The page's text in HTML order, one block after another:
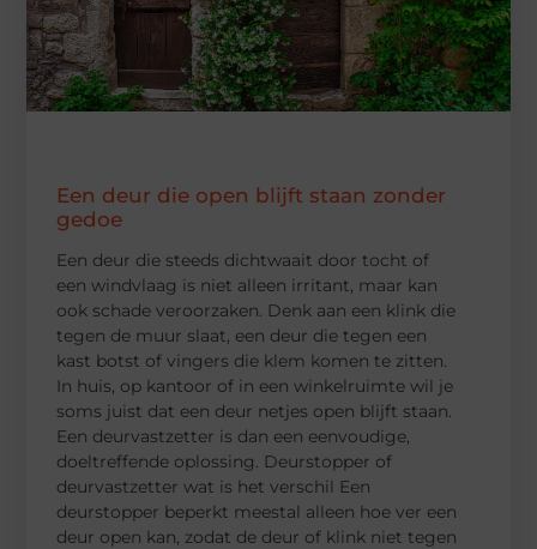
Een deur die open blijft staan zonder
gedoe
Een deur die steeds dichtwaait door tocht of
een windvlaag is niet alleen irritant, maar kan
ook schade veroorzaken. Denk aan een klink die
tegen de muur slaat, een deur die tegen een
kast botst of vingers die klem komen te zitten.
In huis, op kantoor of in een winkelruimte wil je
soms juist dat een deur netjes open blijft staan.
Een deurvastzetter is dan een eenvoudige,
doeltreffende oplossing. Deurstopper of
deurvastzetter wat is het verschil Een
deurstopper beperkt meestal alleen hoe ver een
deur open kan, zodat de deur of klink niet tegen